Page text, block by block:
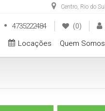
Centro, Rio do Sul
(0)
4735222484
Quem Somos
Locações